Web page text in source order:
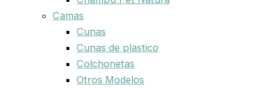
Camas
Cunas
Cunas de plastico
Colchonetas
Otros Modelos